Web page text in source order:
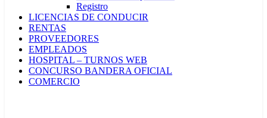
Registro
LICENCIAS DE CONDUCIR
RENTAS
PROVEEDORES
EMPLEADOS
HOSPITAL – TURNOS WEB
CONCURSO BANDERA OFICIAL
COMERCIO